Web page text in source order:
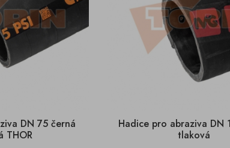
DN 75 černá
THOR
Hadice pro abraziva DN
tlaková